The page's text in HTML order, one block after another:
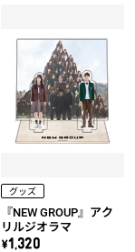
グッズ
『NEW GROUP』アク
リルジオラマ
\1,320